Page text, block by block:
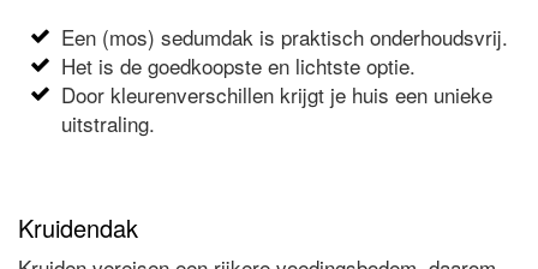
Een (mos) sedumdak is praktisch onderhoudsvrij.
Het is de goedkoopste en lichtste optie.
Door kleurenverschillen krijgt je huis een unieke
uitstraling.
Kruidendak